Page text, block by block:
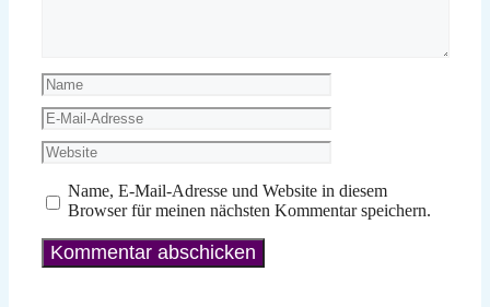
Name
E-
Mail-
Adresse
Website
Name, E-Mail-Adresse und Website in diesem
Browser für meinen nächsten Kommentar speichern.